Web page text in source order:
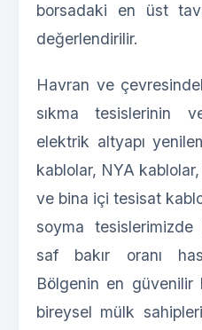
borsadaki en üst
değerlendirilir.
Havran ve
sıkma tesislerinin
elektrik altyapı
kablolar, NYA kablolar,
ve bina içi tesisat
soyma
saf bakır oranı
Bölgenin en güvenilir
bireysel mülk